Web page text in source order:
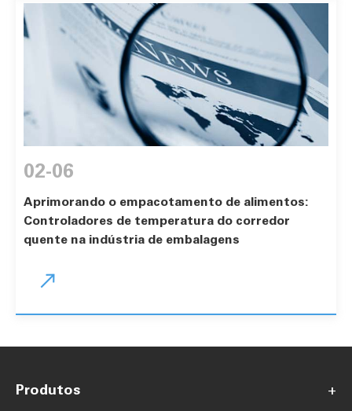
02-06
Aprimorando o empacotamento de alimentos:
Controladores de temperatura do corredor
quente na indústria de embalagens

Produtos
+